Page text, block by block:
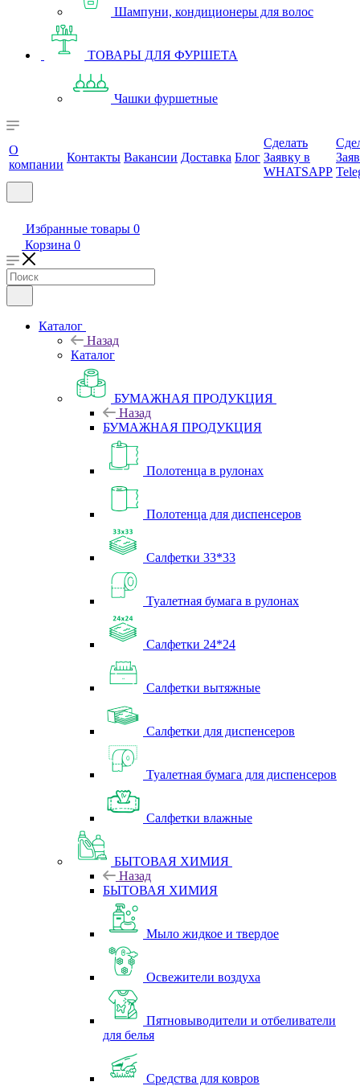
Шампуни, кондиционеры для волос
ТОВАРЫ ДЛЯ ФУРШЕТА
Чашки фуршетные
О
компании
Контакты Вакансии Доставка Блог
Сделать
Заявку в
WHATSAPP
Избранные товары 0
Корзина 0
Каталог
Назад
Каталог
БУМАЖНАЯ ПРОДУКЦИЯ
Назад
БУМАЖНАЯ ПРОДУКЦИЯ
Полотенца в рулонах
Полотенца для диспенсеров
Салфетки 33*33
Туалетная бумага в рулонах
Салфетки 24*24
Салфетки вытяжные
Салфетки для диспенсеров
Туалетная бумага для диспенсеров
Салфетки влажные
БЫТОВАЯ ХИМИЯ
Назад
БЫТОВАЯ ХИМИЯ
Мыло жидкое и твердое
Освежители воздуха
Пятновыводители и отбеливатели
для белья
Средства для ковров